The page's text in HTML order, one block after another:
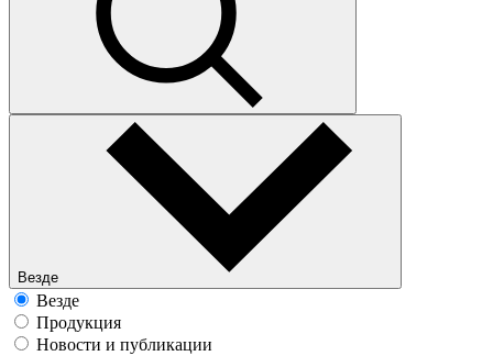
Везде
Везде
Продукция
Новости и публикации